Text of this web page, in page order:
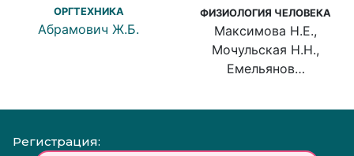
ОРГТЕХНИКА
Абрамович Ж.Б.
ФИЗИОЛОГИЯ ЧЕЛОВЕКА
Максимова Н.Е.,
Мочульская Н.Н.,
Емельянов…
Регистрация: